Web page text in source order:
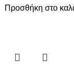
Προσθήκη στο